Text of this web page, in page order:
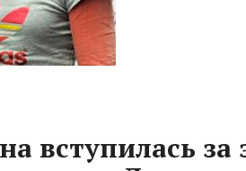
вступилась